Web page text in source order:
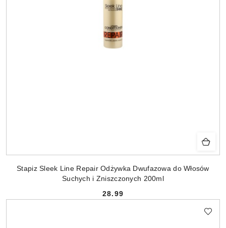
Stapiz Sleek Line Repair Odżywka Dwufazowa do Włosów
Suchych i Zniszczonych 200ml
Cena:
28.99